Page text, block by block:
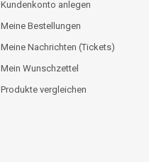
Kundenkonto anlegen
Meine Bestellungen
Meine Nachrichten (Tickets)
Mein Wunschzettel
Produkte vergleichen